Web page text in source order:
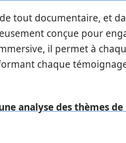
tout documentaire, et
conçue pour
il permet à
chaque
analyse des thèmes